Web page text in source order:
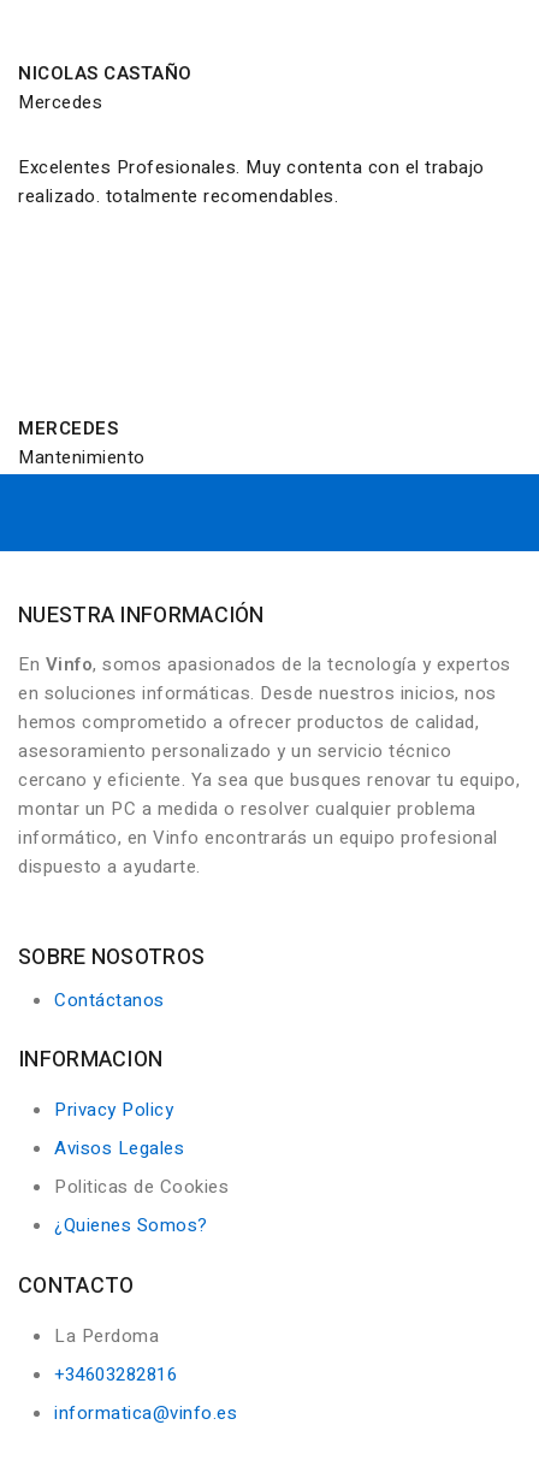
NICOLAS CASTAÑO
Mercedes
Excelentes Profesionales. Muy contenta con el trabajo
realizado. totalmente recomendables.
MERCEDES
Mantenimiento
NUESTRA INFORMACIÓN
En Vinfo, somos apasionados de la tecnología y expertos
en soluciones informáticas. Desde nuestros inicios, nos
hemos comprometido a ofrecer productos de calidad,
asesoramiento personalizado y un servicio técnico
cercano y eficiente. Ya sea que busques renovar tu equipo,
montar un PC a medida o resolver cualquier problema
informático, en Vinfo encontrarás un equipo profesional
dispuesto a ayudarte.
SOBRE NOSOTROS
Contáctanos
INFORMACION
Privacy Policy
Avisos Legales
Politicas de Cookies
¿Quienes Somos?
CONTACTO
La Perdoma
+34603282816
informatica@vinfo.es